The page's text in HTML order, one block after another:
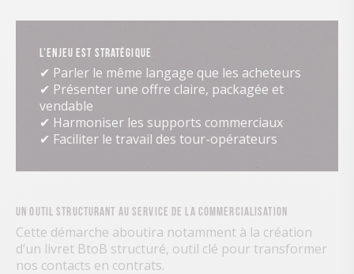
L’enjeu est stratégique
✔ Parler le même langage que les acheteurs
✔ Présenter une offre claire, packagée et
vendable
✔ Harmoniser les supports commerciaux
✔ Faciliter le travail des tour-opérateurs
Un outil structurant au service de la commercialisation
Cette démarche aboutira notamment à la création
d’un livret BtoB structuré, outil clé pour transformer
nos contacts en contrats.